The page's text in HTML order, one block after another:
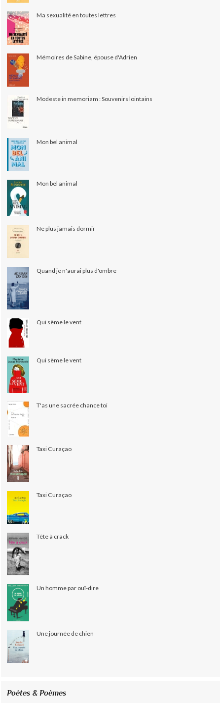
Ma sexualité en toutes lettres
Mémoires de Sabine, épouse d'Adrien
Modeste in memoriam : Souvenirs lointains
Mon bel animal
Mon bel animal
Ne plus jamais dormir
Quand je n'aurai plus d'ombre
Qui sème le vent
Qui sème le vent
T'as une sacrée chance toi
Taxi Curaçao
Taxi Curaçao
Tête à crack
Un homme par ouï-dire
Une journée de chien
Poètes & Poèmes